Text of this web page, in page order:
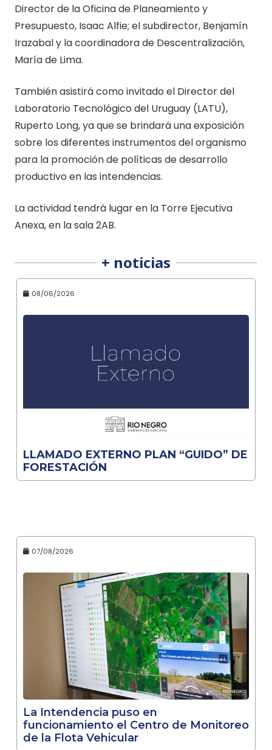
Director de la Oficina de Planeamiento y
Presupuesto, Isaac Alfie; el subdirector, Benjamín
Irazabal y la coordinadora de Descentralización,
María de Lima.
También asistirá como invitado el Director del
Laboratorio Tecnológico del Uruguay (LATU),
Ruperto Long, ya que se brindará una exposición
sobre los diferentes instrumentos del organismo
para la promoción de políticas de desarrollo
productivo en las intendencias.
La actividad tendrá lugar en la Torre Ejecutiva
Anexa, en la sala 2AB.
+ noticias
08/06/2026
LLAMADO EXTERNO PLAN “GUIDO” DE
FORESTACIÓN
07/08/2026
La Intendencia puso en
funcionamiento el Centro de Monitoreo
de la Flota Vehicular